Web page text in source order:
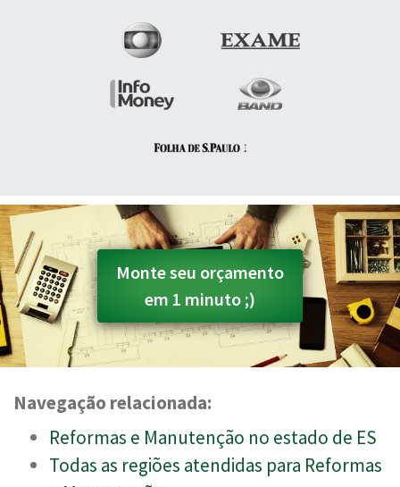
Monte seu orçamento
em 1 minuto ;)
Navegação relacionada:
Reformas e Manutenção no estado de ES
Todas as regiões atendidas para Reformas